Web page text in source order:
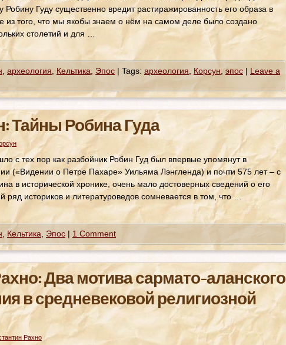
Робину Гуду существенно вредит растиражированность его образа в
из того, что мы якобы знаем о нём на самом деле было создано
столетий и для …
археология Кельтика Эпос | Tags: археология Корсун ,эпос | Leave a
Тайны Робина Гуда
с тех пор как разбойник Робин Гуд был впервые упомянут в
(«Видении о Петре Пахаре» Уильяма Лэнгленда) и почти 575 лет – с
в исторической хронике, очень мало достоверных сведений о его
ряд историков и литературоведов сомневается в том, что …
Кельтика Эпос | 1 Comment
Два мотива сармато-аланского
в средневековой религиозной
Рахно